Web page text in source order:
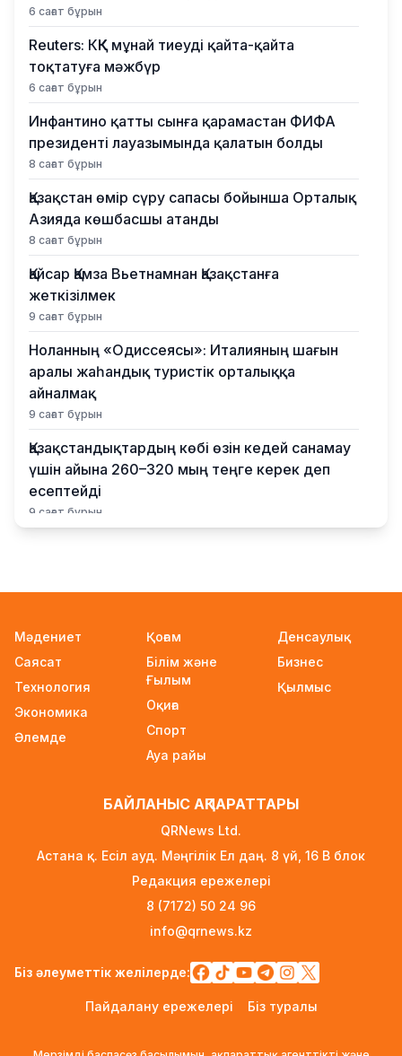
6 сағат бұрын
Reuters: КҚК мұнай тиеуді қайта-қайта
тоқтатуға мәжбүр
6 сағат бұрын
Инфантино қатты сынға қарамастан ФИФА
президенті лауазымында қалатын болды
8 сағат бұрын
Қазақстан өмір сүру сапасы бойынша Орталық
Азияда көшбасшы атанды
8 сағат бұрын
Қайсар Қамза Вьетнамнан Қазақстанға
жеткізілмек
9 сағат бұрын
Ноланның «Одиссеясы»: Италияның шағын
аралы жаһандық туристік орталыққа
айналмақ
9 сағат бұрын
Қазақстандықтардың көбі өзін кедей санамау
үшін айына 260–320 мың теңге керек деп
есептейді
9 сағат бұрын
талаптар қатаңдатылды
Wildberries қоймаларын Қазақстанға көшіру
туралы ақпаратқа жауап берді
10 сағат бұрын
2027 жылы Астанада УЕФА президенті
сайланады
Білім гранттарының иегерлері 7 тамызда
Тоқаев «Бәйтерек» холдингінің басшысына
баспананың қолжетімділігін арттыруды
Жастардан банк карталарын сатып алып,
ұсталды
Мәдениет
Саясат
Технология
Экономика
Әлемде
Қоғам
Білім және
Ғылым
Оқиға
Спорт
Ауа райы
Денсаулық
Бизнес
Қылмыс
БАЙЛАНЫС АҚПАРАТТАРЫ
QRNews Ltd.
Астана қ. Есіл ауд. Мәңгілік Ел даң. 8 үй, 16 B блок
Редакция ережелері
8 (7172) 50 24 96
info@qrnews.kz
Біз әлеуметтік желілерде:
Пайдалану ережелері Біз туралы